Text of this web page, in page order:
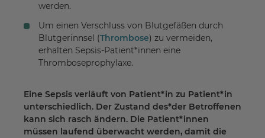
werden.
Um einen Verschluss von Blutgefäßen durch
Blutgerinnsel (Thrombose) zu vermeiden,
erhalten Sepsis-Patient*innen eine
Thromboseprophylaxe.
Eine Sepsis verläuft von Patient*in zu Patient*in
unterschiedlich. Der Zustand des*der Betroffenen
kann sich rasch ändern. Die Patient*innen
müssen laufend überwacht werden, damit die